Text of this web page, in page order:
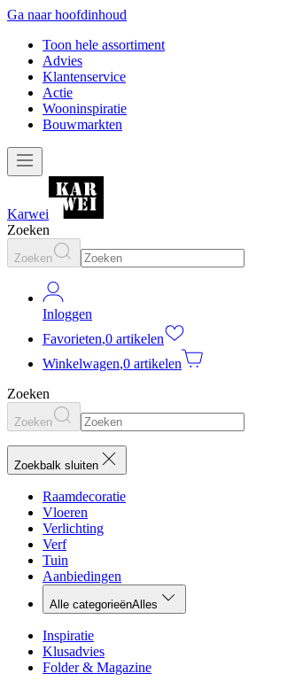
Ga naar hoofdinhoud
Toon hele assortiment
Advies
Klantenservice
Actie
Wooninspiratie
Bouwmarkten
Karwei
Zoeken
Zoeken
Inloggen
Favorieten,0 artikelen
Winkelwagen,0 artikelen
Zoeken
Zoeken
Zoekbalk sluiten
Raamdecoratie
Vloeren
Verlichting
Verf
Tuin
Aanbiedingen
Alle categorieënAlles
Inspiratie
Klusadvies
Folder & Magazine